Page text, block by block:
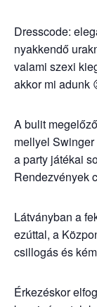
Dresscode:
nyakkendő
valami szexi
akkor mi adunk
A bulit
mellyel
a party játékai
Rendezvények
Látványban a
ezúttal, a
csillogás és
Érkezéskor